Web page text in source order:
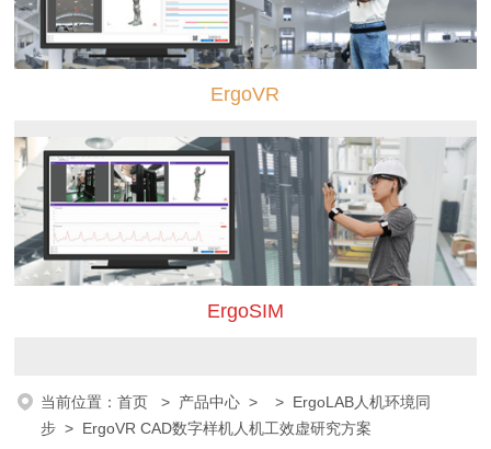
ErgoVR
ErgoSIM
当前位置：首页 > 产品中心 > > ErgoLAB人机环境同
步 > ErgoVR CAD数字样机人机工效虚研究方案